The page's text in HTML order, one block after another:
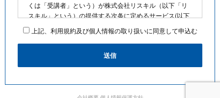
くは「受講者」という）が株式会社リスキル（以下「リ
スキル」という）の提供する次条に定めるサービス(以下
「公開講座」という)を利用するにあたり、お客様に遵守
していただく事項を定めたものです。
■公開講座お申込みにあたって
・最少催行人数を満たさないなど合理的な事由がある場
とします
上記、利用規約及び個人情報の取り扱いに同意して申込む